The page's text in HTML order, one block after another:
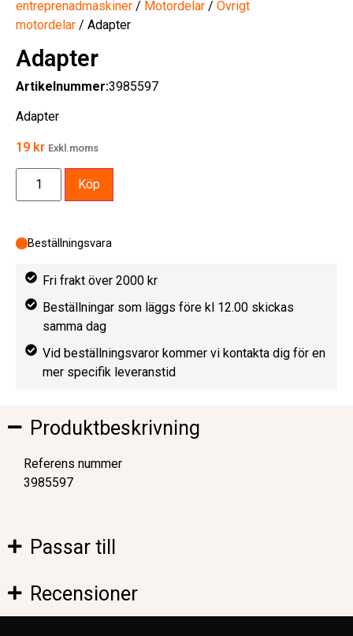
entreprenadmaskiner / Motordelar / Övrigt
motordelar / Adapter
Adapter
Artikelnummer:3985597
Adapter
19 kr Exkl.moms
Beställningsvara
Köp
Fri frakt över 2000 kr
Beställningar som läggs före kl 12.00 skickas
samma dag
Vid beställningsvaror kommer vi kontakta dig för en
mer specifik leveranstid
Produktbeskrivning
Referens nummer
3985597
Passar till
Recensioner